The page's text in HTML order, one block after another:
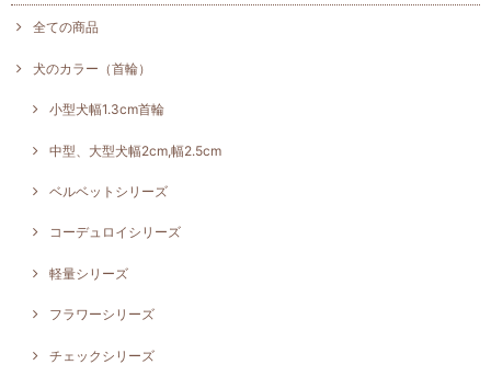
全ての商品
犬のカラー（首輪）
小型犬幅1.3cm首輪
中型、大型犬幅2cm,幅2.5cm
ベルベットシリーズ
コーデュロイシリーズ
軽量シリーズ
フラワーシリーズ
チェックシリーズ